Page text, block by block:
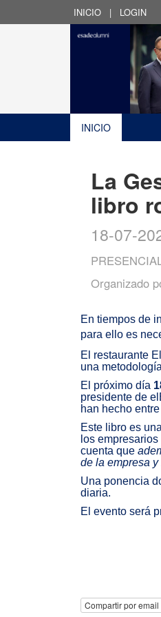
INICIO | LOGIN
INICIO
La
libro
18-07-
Organizado
En tiempos de
para ello es
El restaurante
una
El próximo día
presidente de
han hecho
Este libro es
los empresarios
cuenta que
de la empresa
Una ponencia
diaria.
El evento será
Compartir por email